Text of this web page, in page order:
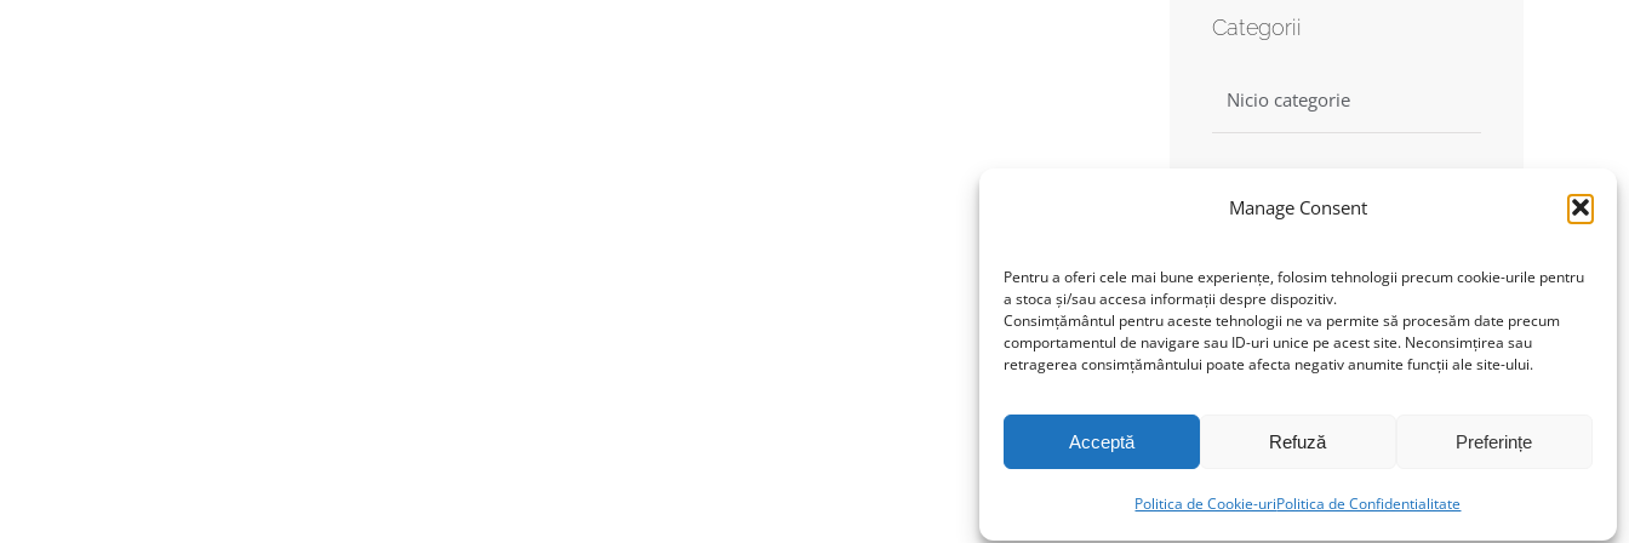
Manage Consent
Pentru a oferi cele mai bune experiențe, folosim tehnologii precum cookie-urile pentru
a stoca și/sau accesa informații despre dispozitiv.
Consimțământul pentru aceste tehnologii ne va permite să procesăm date precum
comportamentul de navigare sau ID-uri unice pe acest site. Neconsimțirea sau
retragerea consimțământului poate afecta negativ anumite funcții ale site-ului.
Acceptă Refuză Preferințe
Politica de Cookie-uriPolitica de Confidentialitate
Categorii
Nicio categorie
Find us on Facebook
Click to accept marketing
cookies and enable this